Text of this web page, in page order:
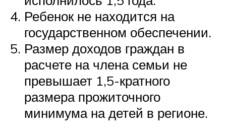
Ребенок не находится на
государственном обеспечении.
Размер доходов граждан в
расчете на члена семьи не
превышает 1,5-кратного
размера прожиточного
минимума на детей в регионе.